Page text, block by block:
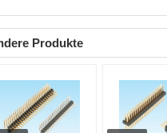
Produkte